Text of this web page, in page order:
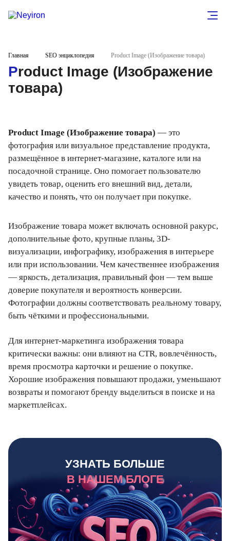
Главная SEO энциклопедия Product Image (Изображение товара)
Product Image (Изображение
товара)
Product Image (Изображение товара) — это
фотография или визуальное представление продукта,
размещённое в интернет-магазине, каталоге или на
посадочной странице. Оно помогает пользователю
увидеть товар, оценить его внешний вид, детали,
качество и понять, что он получает при покупке.
Изображение товара может включать основной ракурс,
дополнительные фото, крупные планы, 3D-
визуализации, инфографику, изображения в интерьере
или при использовании. Чем качественнее изображения
— яркость, детализация, правильный фон — тем выше
доверие покупателя и вероятность конверсии.
Фотографии должны соответствовать реальному товару,
быть чёткими и профессиональными.
Для интернет-маркетинга изображения товара
критически важны: они влияют на CTR, вовлечённость,
время просмотра карточки и решение о покупке.
Хорошие изображения повышают продажи, уменьшают
возвраты и помогают бренду выделиться в поиске и на
маркетплейсах.
УЗНАТЬ БОЛЬШЕ
В НАШЕМ БЛОГЕ